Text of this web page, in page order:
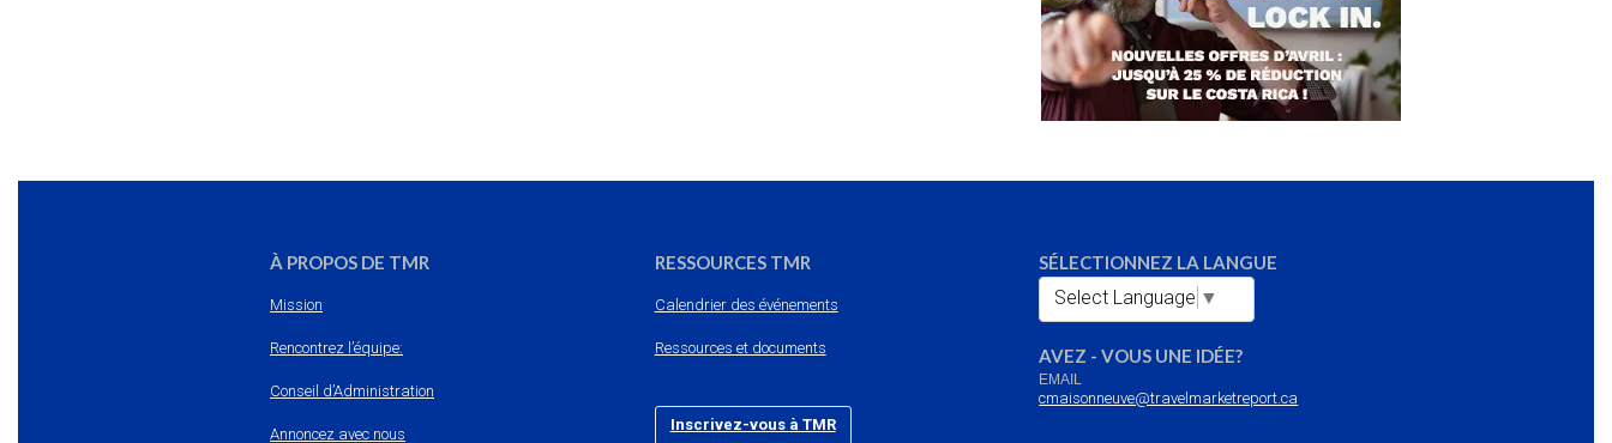
À PROPOS DE TMR
Mission
Rencontrez l’équipe:
Conseil d’Administration
Annoncez avec nous
RESSOURCES TMR
Calendrier des événements
Ressources et documents
Inscrivez-vous à TMR
SÉLECTIONNEZ LA LANGUE
Select Language ▼
AVEZ - VOUS UNE IDÉE?
EMAIL
cmaisonneuve@travelmarketreport.ca